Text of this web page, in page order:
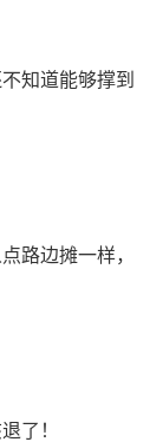
知道能够撑到
路边摊一样，
了！